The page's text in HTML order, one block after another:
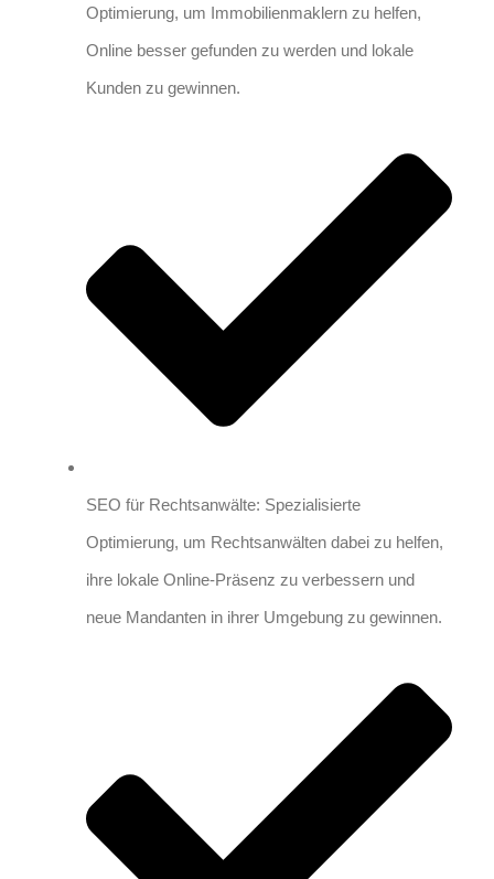
Optimierung, um Immobilienmaklern zu helfen,
Online besser gefunden zu werden und lokale
Kunden zu gewinnen.
SEO für Rechtsanwälte: Spezialisierte
Optimierung, um Rechtsanwälten dabei zu helfen,
ihre lokale Online-Präsenz zu verbessern und
neue Mandanten in ihrer Umgebung zu gewinnen.